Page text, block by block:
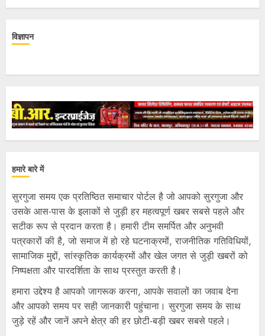
विज्ञापन
हमारे बारे में
सुरगुजा समय एक प्रतिष्ठित समाचार पोर्टल है जो आपको सुरगुजा और
उसके आस-पास के इलाकों से जुड़ी हर महत्वपूर्ण खबर सबसे पहले और
सटीक रूप से प्रदान करता है। हमारी टीम समर्पित और अनुभवी
पत्रकारों की है, जो समाज में हो रहे घटनाक्रमों, राजनीतिक गतिविधियों,
सामाजिक मुद्दों, सांस्कृतिक कार्यक्रमों और खेल जगत से जुड़ी खबरों को
निष्पक्षता और पारदर्शिता के साथ प्रस्तुत करती है।
हमारा उद्देश्य है आपको जागरूक करना, आपके सवालों का जवाब देना
और आपको समय पर सही जानकारी पहुंचाना। सुरगुजा समय के साथ
जुड़े रहें और जानें अपने क्षेत्र की हर छोटी-बड़ी खबर सबसे पहले।